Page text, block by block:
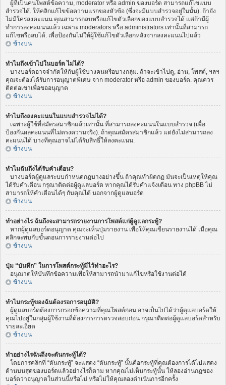
ผู้ที่เป็นคนโพสต์ข้อความ, moderator หรือ admin ของบอร์ด สามารถแก้ไขแบบ
สำรวจได้. ให้คลิกแก้ไขข้อความแรกของหัวข้อ (ซึ่งจะมีแบบสำรวจอยู่ในนั้น). ถ้ายัง
ไม่มีใครลงคะแนน คุณสามารถลบหรือแก้ไขตัวเลือกของแบบสำรวจได้ แต่ถ้ามีผู้
ทำการลงคะแนนแล้ว เฉพาะ moderators หรือ administrators เท่านั้นที่สามารถ
แก้ไขหรือลบได้. เพื่อป้องกันไม่ให้ผู้ใช้แก้ไขตัวเลือกหลังจากลงคะแนนไปแล้ว
ข้างบน
ทำไมถึงเข้าไปในบอร์ด ไม่ได้?
บางบอร์ดอาจจำกัดให้กับผู้ใช้บางคนหรือบางกลุ่ม. ถ้าจะเข้าไปดู, อ่าน, โพสต์, ฯลฯ
คุณจะต้องได้รับการอนุญาตพิเศษ จาก moderator หรือ admin ของบอร์ด. คุณควร
ติดต่อเขาเพื่อขออนุญาต
ข้างบน
ทำไมถึงลงคะแนนในแบบสำรวจไม่ได้?
เฉพาะผู้ใช้ที่สมัครสมาชิกแล้วเท่านั้น ที่สามารถลงคะแนนในแบบสำรวจ (เพื่อ
ป้องกันผลคะแนนที่ไม่ตรงความจริง). ถ้าคุณสมัครสมาชิกแล้ว แต่ยังไม่สามารถลง
คะแนนได้ บางทีคุณอาจไม่ได้รับสิทธิ์ให้ลงคะแนน.
ข้างบน
ทำไมฉันถึงได้รับคำเตือน?
บางบอร์ดผู้ดูแลระบบกำหนดกฏบางอย่างขึ้น ถ้าคุณทำผิดกฏ มันจะเป็นเหตุให้คุณ
ได้รับคำเตือน กรุณาติดต่อผู้ดูแลบอร์ด หากคุณได้รับคำแจ้งเตือน ทาง phpBB ไม่
สามารถให้คำเตือนได้ๆ กับคุณได้ นอกจากผู้ดูแลบอร์ด
ข้างบน
ทำอย่างไร ฉันถึงจะสามารถรายงานการโพสต์แก่ผู้ดูแลกระทู้?
หากผู้ดูแลบอร์ดอนุญาต คุณจะเห็นปุ่มรายงาน เพื่อให้คุณเขียนรายงานได้ เมื่อคุณ
คลิกจะพบกับขั้นตอนการรายงานต่อไป
ข้างบน
ปุ่ม “บันทึก” ในการโพสต์กระทู้มีไว้ทำอะไร?
อนุณาตให้บันทึกข้อความเพื่อให้สามารถนำมาแก้ไขหรือใช้งานต่อได้
ข้างบน
ทำไมกระทู้ของฉันต้องรอการอนุมัติ?
ผู้ดูแลบอร์ดต้องการกรอกข้อความที่คุณโพสต์ก่อน อาจเป็นไปได้ว่าผู้ดุแลบอร์ดให้
คุณไปอยู่ในกลุ่มผู้ใช้งานที่ต้องการการตรวจสอบก่อน กรุณาติดต่อผู้ดูแลบอร์ดสำหรับ
รายละเอียด
ข้างบน
ทำอย่างไรฉันถึงจะดันกระทู้ได้?
โดยการคลิกที่ “ดันกระทู้” จะแสดง “ดันกระทู้” นั้นคือกระทู้ที่คุณต้องการได้ไปแสดง
ด้านบนสุดของบอร์ดแล้วอย่างไรก็ตาม หากคุณไม่เห็นกระทู้นั้น ให้ลองอ่านกฏของ
บอร์ดว่าอนุญาตในส่วนนี้หรือไม่ หรือไม่ให้คุณลองดำเนินการอีกครั้ง